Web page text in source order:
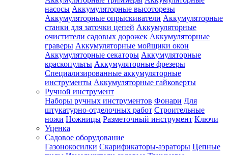
насосы Аккумуляторные высоторезы
Аккумуляторные опрыскиватели Аккумуляторные
станки для заточки цепей Аккумуляторные
очистители садовых дорожек Аккумуляторные
граверы Аккумуляторные мойщики окон
Аккумуляторные секаторы Аккумуляторные
краскопульты Аккумуляторные фрезеры
Специализированные аккумуляторные
инструменты Аккумуляторные гайковерты
Ручной инструмент
Наборы ручных инструментов Фонари Для
штукатурно-отделочных работ Строительные
ножи Ножницы Разметочный инструмент Ключи
Уценка
Садовое оборудование
Газонокосилки Скарификаторы-аэраторы Цепные